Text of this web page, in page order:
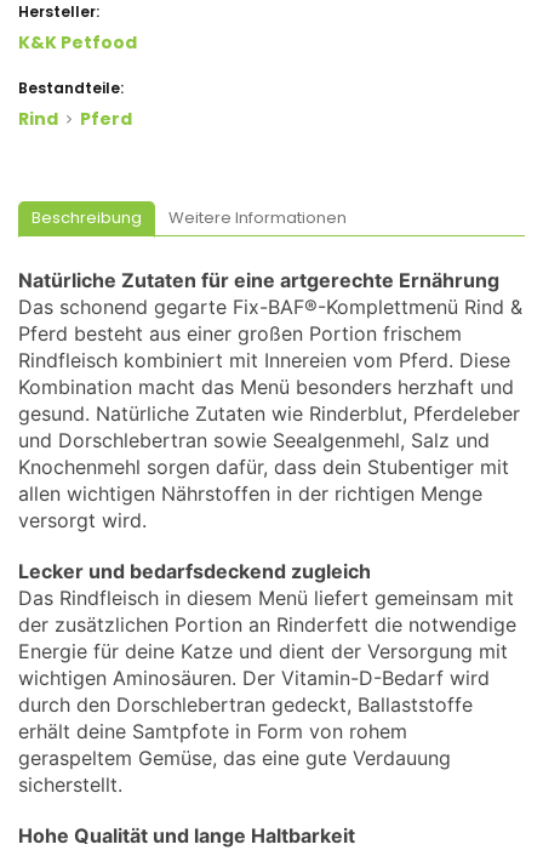
Hersteller:
K&K Petfood
Bestandteile:
Rind Pferd
Beschreibung Weitere Informationen
Natürliche Zutaten für eine artgerechte Ernährung
Das schonend gegarte Fix-BAF®-Komplettmenü Rind &
Pferd besteht aus einer großen Portion frischem
Rindfleisch kombiniert mit Innereien vom Pferd. Diese
Kombination macht das Menü besonders herzhaft und
gesund. Natürliche Zutaten wie Rinderblut, Pferdeleber
und Dorschlebertran sowie Seealgenmehl, Salz und
Knochenmehl sorgen dafür, dass dein Stubentiger mit
allen wichtigen Nährstoffen in der richtigen Menge
versorgt wird.
Lecker und bedarfsdeckend zugleich
Das Rindfleisch in diesem Menü liefert gemeinsam mit
der zusätzlichen Portion an Rinderfett die notwendige
Energie für deine Katze und dient der Versorgung mit
wichtigen Aminosäuren. Der Vitamin-D-Bedarf wird
durch den Dorschlebertran gedeckt, Ballaststoffe
erhält deine Samtpfote in Form von rohem
geraspeltem Gemüse, das eine gute Verdauung
sicherstellt.
Hohe Qualität und lange Haltbarkeit